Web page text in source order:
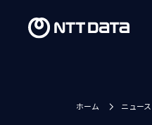
ホーム ニュース